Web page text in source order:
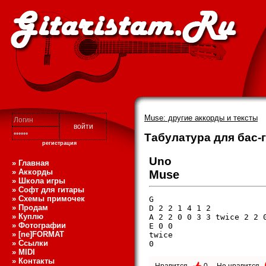
регистрация
Muse: другие аккорды и тексты
Табулатура для
» Главная
» Аккорды
» Школа игры
» Софт для гитары
» Схемы примочек
» Продам
» Куплю
» Фотографии
» [ne]FORMAT
» Ссылки
» MIDI
» Контакты
Uno
Muse
G
D 2 2 1 4 1 2
A 2 2 0 0 3 3 twice 2 2
E 0 0
twice
0